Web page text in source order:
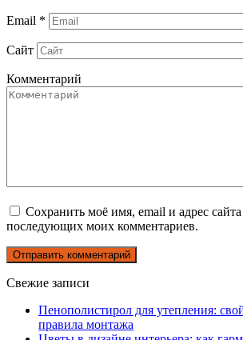
Email *
Сайт
Комментарий
Сохранить моё имя, email и адрес сайта
последующих моих комментариев.
Свежие записи
Пенополистирол для утепления:
правила монтажа